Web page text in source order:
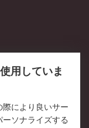
用していま
により良いサー
ソナライズする